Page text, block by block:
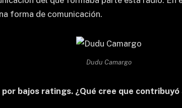
forma de comunicación.
Dudu Camargo
bajos ratings. ¿Qué cree que